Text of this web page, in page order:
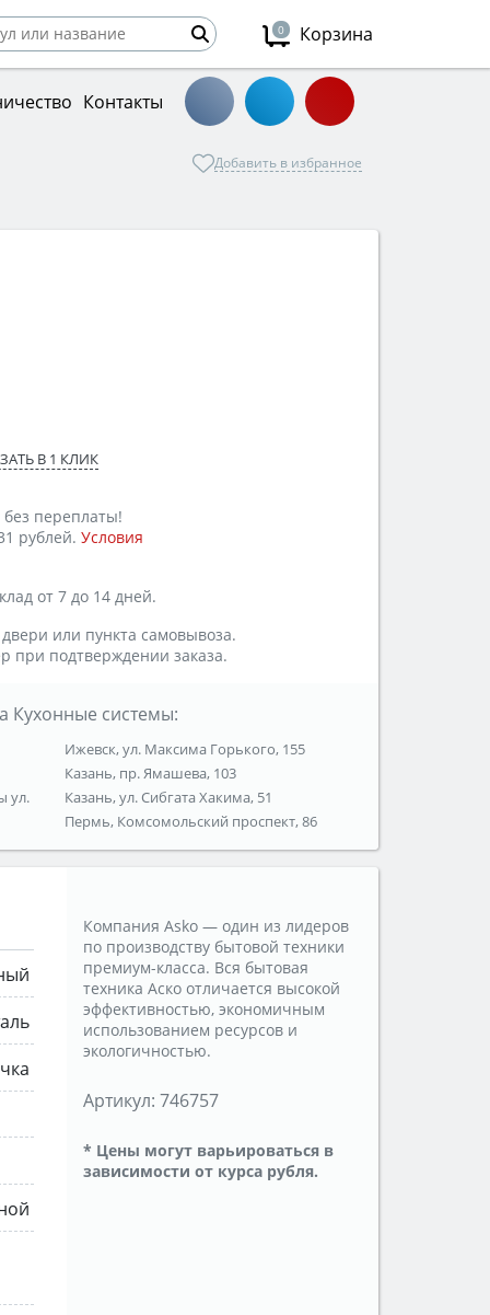
0 Корзина
Контакты
Добавить в избранное
В 1 КЛИК
переплаты!
рублей. Условия
от 7 до 14 дней.
или пункта самовывоза.
при подтверждении заказа.
Кухонные системы:
ул.
Ижевск, ул. Максима Горького, 155
Казань, пр. Ямашева, 103
Казань, ул. Сибгата Хакима, 51
Пермь, Комсомольский проспект, 86
Компания Asko — один из лидеров
по производству бытовой техники
премиум-класса. Вся бытовая
техника Аско отличается высокой
эффективностью, экономичным
использованием ресурсов и
экологичностью.
Артикул: 746757
* Цены могут варьироваться в
зависимости от курса рубля.